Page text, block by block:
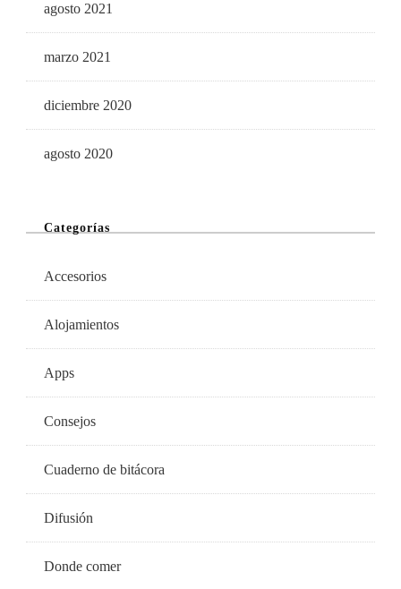
agosto 2021
marzo 2021
diciembre 2020
agosto 2020
Categorías
Accesorios
Alojamientos
Apps
Consejos
Cuaderno de bitácora
Difusión
Donde comer